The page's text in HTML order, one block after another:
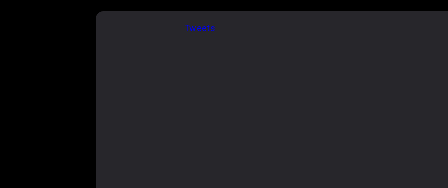
Tweets